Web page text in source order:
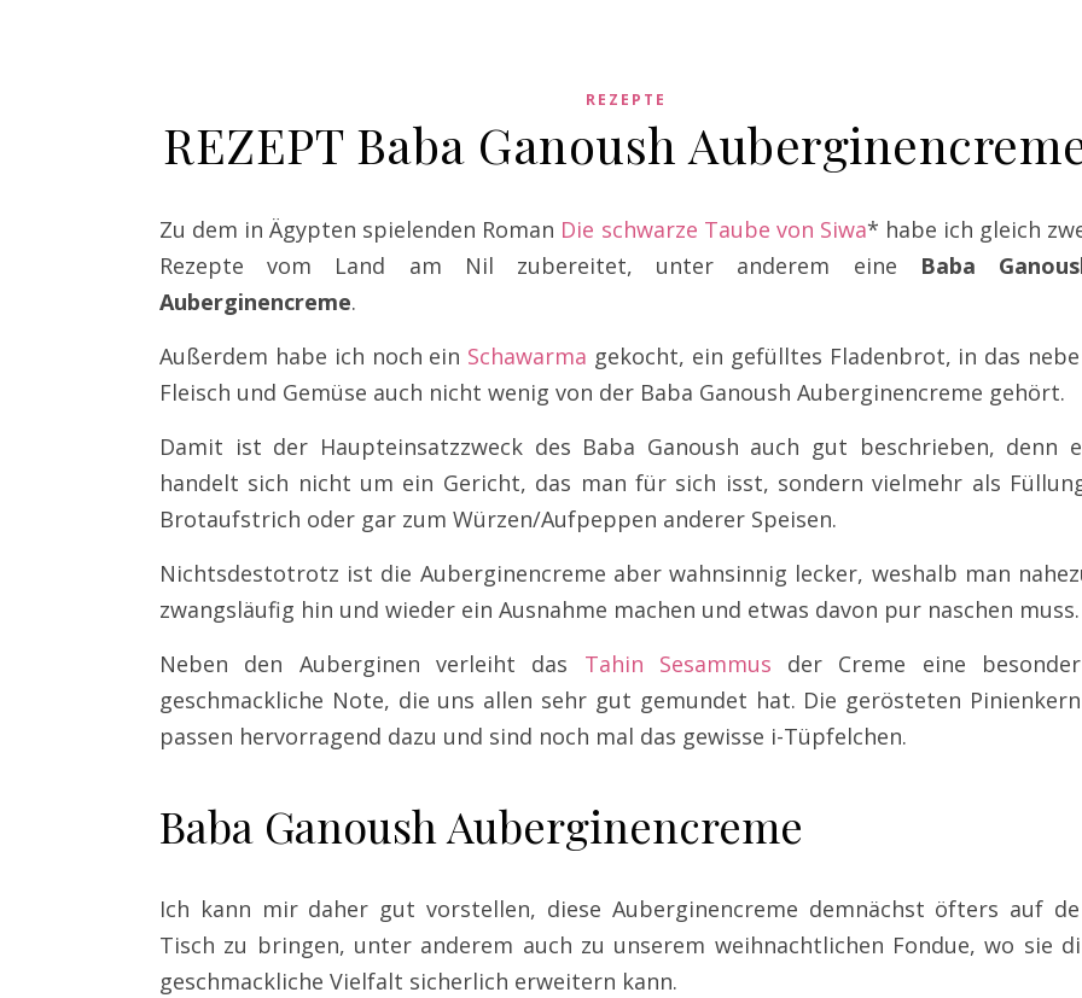
REZEPTE
REZEPT Baba Ganoush
Zu dem in Ägypten spielenden Roman Die schwarze Taube von Siwa* habe ich gleich
Rezepte vom Land am Nil zubereitet, unter anderem eine Baba
Auberginencreme.
Außerdem habe ich noch ein Schawarma gekocht, ein gefülltes Fladenbrot, in das
Fleisch und Gemüse auch nicht wenig von der Baba Ganoush Auberginencreme gehört.
Damit ist der Haupteinsatzzweck des Baba Ganoush auch gut beschrieben, denn
handelt sich nicht um ein Gericht, das man für sich isst, sondern vielmehr als
Brotaufstrich oder gar zum Würzen/Aufpeppen anderer Speisen.
Nichtsdestotrotz ist die Auberginencreme aber wahnsinnig lecker, weshalb man
zwangsläufig hin und wieder ein Ausnahme machen und etwas davon pur naschen muss.
Neben den Auberginen verleiht das Tahin Sesammus der Creme eine
geschmackliche Note, die uns allen sehr gut gemundet hat. Die gerösteten
passen hervorragend dazu und sind noch mal das gewisse i-Tüpfelchen.
Baba Ganoush Auberginencreme
Ich kann mir daher gut vorstellen, diese Auberginencreme demnächst öfters auf
Tisch zu bringen, unter anderem auch zu unserem weihnachtlichen Fondue, wo sie
geschmackliche Vielfalt sicherlich erweitern kann.